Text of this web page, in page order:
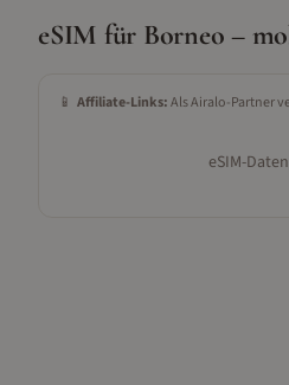
eSIM für Borneo –
📱 Affiliate-Links:Als Airalo-Partner
eSIM-